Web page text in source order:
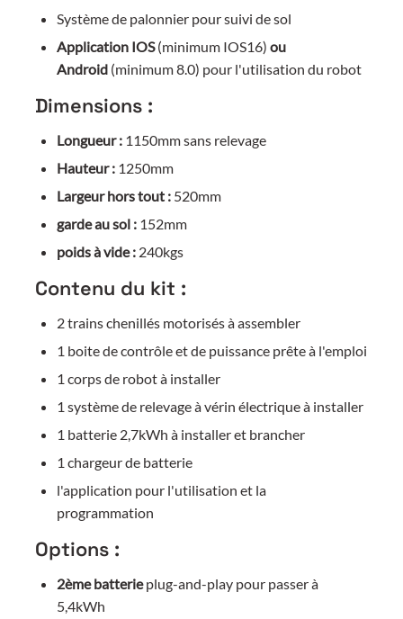
Système de palonnier pour suivi de sol
Application IOS(minimum IOS16) ou
Android (minimum 8.0) pour l'utilisation du robot
Dimensions :
Longueur : 1150mm sans relevage
Hauteur : 1250mm
Largeur hors tout : 520mm
garde au sol : 152mm
poids à vide : 240kgs
Contenu du kit :
2 trains chenillés motorisés à assembler
1 boite de contrôle et de puissance prête à l'emploi
1 corps de robot à installer
1 système de relevage à vérin électrique à installer
1 batterie 2,7kWh à installer et brancher
1 chargeur de batterie
l'application pour l'utilisation et la
programmation
Options :
2ème batterieplug-and-play pour passer à
5,4kWh